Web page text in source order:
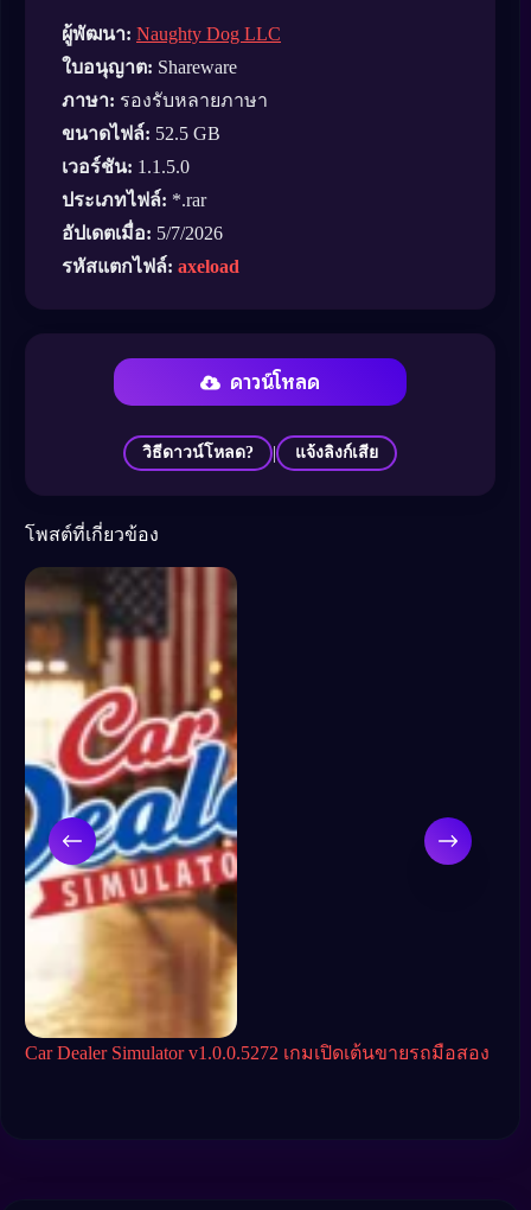
ผู้พัฒนา: Naughty Dog LLC
ใบอนุญาต: Shareware
ภาษา: รองรับหลายภาษา
ขนาดไฟล์: 52.5 GB
เวอร์ชัน: 1.1.5.0
ประเภทไฟล์: *.rar
อัปเดตเมื่อ: 5/7/2026
รหัสแตกไฟล์: axeload
ดาวน์โหลด
วิธีดาวน์โหลด? | แจ้งลิงก์เสีย
โพสต์ที่เกี่ยวข้อง
Car Dealer Simulator v1.0.0.5272 เกมเปิดเต้นขายรถมือสอง